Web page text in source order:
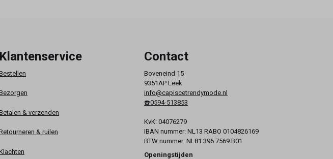
Klantenservice
& verzenden
& ruilen
Contact
Boveneind 15
9351AP Leek
info@capiscetrendymode.nl
☎️0594-513853
KvK: 04076279
IBAN nummer: NL13 RABO 0104826169
BTW nummer: NL81 396 7569 B01
Openingstijden